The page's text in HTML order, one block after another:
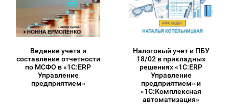
Ведение учета и
составление отчетности
по МСФО в «1С:ERP
Управление
предприятием»
Налоговый учет и ПБУ
18/02 в прикладных
решениях «1С:ERP
Управление
предприятием» и
«1С:Комплексная
автоматизация»